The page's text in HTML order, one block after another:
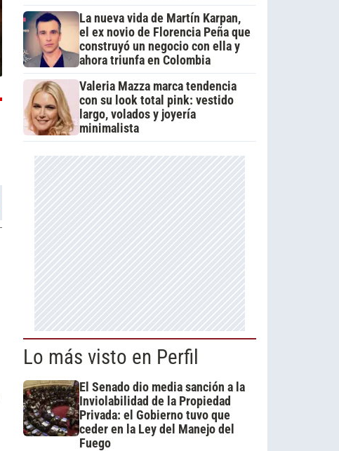
La nueva vida de Martín Karpan,
el ex novio de Florencia Peña que
construyó un negocio con ella y
ahora triunfa en Colombia
Valeria Mazza marca tendencia
con su look total pink: vestido
largo, volados y joyería
minimalista
Lo más visto en Perfil
El Senado dio media sanción a la
Inviolabilidad de la Propiedad
Privada: el Gobierno tuvo que
ceder en la Ley del Manejo del
Fuego